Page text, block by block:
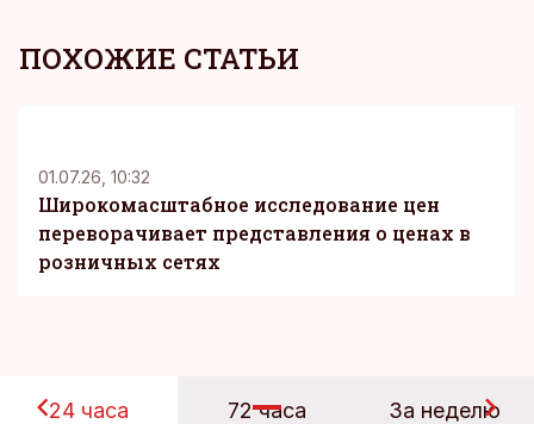
ПОХОЖИЕ СТАТЬИ
01.07.26, 10:32
Широкомасштабное исследование цен
переворачивает представления о ценах в
розничных сетях
24 часа 72 часа За неделю